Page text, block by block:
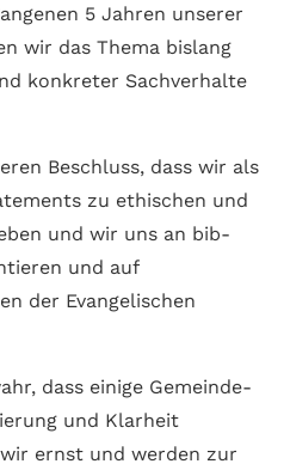
5 Jahren unserer
wir das Thema bis­lang
konkreter Sach­ver­halte
Beschluss, dass wir als
zu ethischen und
und wir uns an bib­
und auf
der Evange­lischen
dass einige Gemeinde­
und Klarheit
ernst und werden zur